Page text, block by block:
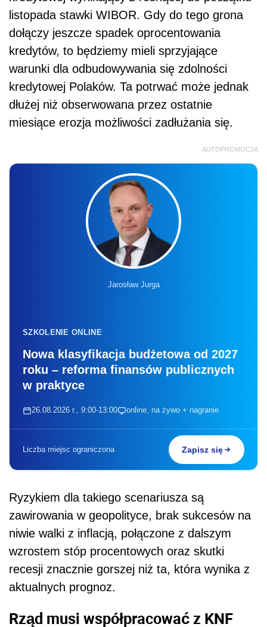
listopada stawki WIBOR. Gdy do tego grona
dołączy jeszcze spadek oprocentowania
kredytów, to będziemy mieli sprzyjające
warunki dla odbudowywania się zdolności
kredytowej Polaków. Ta potrwać może jednak
dłużej niż obserwowana przez ostatnie
miesiące erozja możliwości zadłużania się.
AUTOPROMOCJA
Jarosław Jurga
SZKOLENIE ONLINE
Nowa klasyfikacja budżetowa od 2027
roku – reforma finansów publicznych
w praktyce
26.08.2026 r., 9:00-13:00 online, na żywo + nagranie
Liczba miejsc ograniczona Zapisz się
Ryzykiem dla takiego scenariusza są
zawirowania w geopolityce, brak sukcesów na
niwie walki z inflacją, połączone z dalszym
wzrostem stóp procentowych oraz skutki
recesji znacznie gorszej niż ta, która wynika z
aktualnych prognoz.
Rząd musi współpracować z KNF